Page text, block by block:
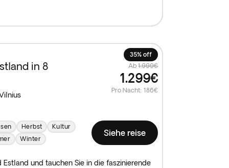
35% off
Ab 1.999€
1.299€
Pro Nacht:186€
in 8
Herbst
Kultur
Winter
Siehe reise
und tauchen Sie in die faszinierende